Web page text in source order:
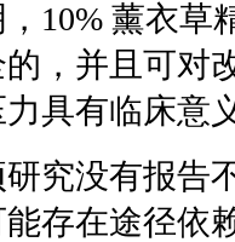
10% 薰衣草
，并且可对
具有临床意
究没有报告
存在途径依